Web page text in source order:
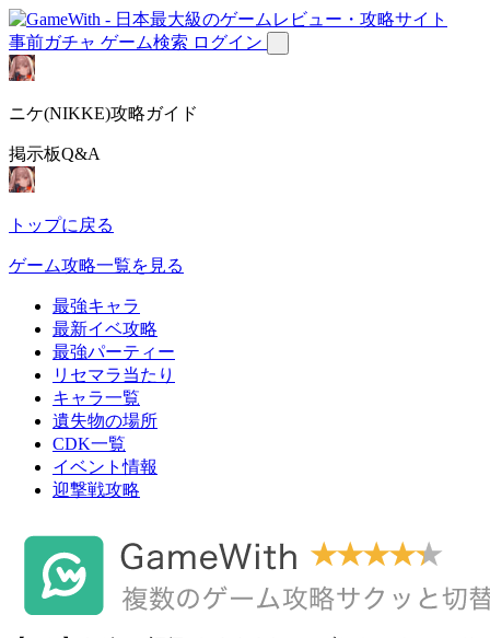
事前ガチャ ゲーム検索 ログイン
ニケ(NIKKE)攻略ガイド
掲示板Q&A
トップに戻る
ゲーム攻略一覧を見る
最強キャラ
最新イベ攻略
最強パーティー
リセマラ当たり
キャラ一覧
遺失物の場所
CDK一覧
イベント情報
迎撃戦攻略